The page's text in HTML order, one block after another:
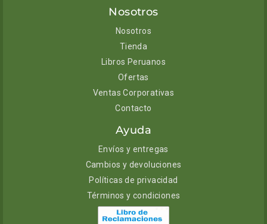
Nosotros
Nosotros
Tienda
Libros Peruanos
Ofertas
Ventas Corporativas
Contacto
Ayuda
Envíos y entregas
Cambios y devoluciones
Políticas de privacidad
Términos y condiciones